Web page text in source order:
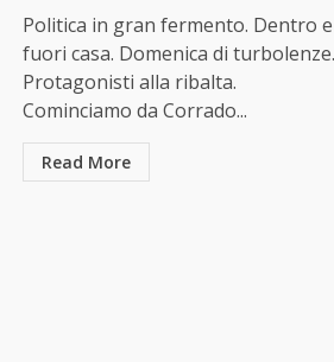
Politica in gran fermento. Dentro e
fuori casa. Domenica di turbolenze.
Protagonisti alla ribalta.
Cominciamo da Corrado...
Read More